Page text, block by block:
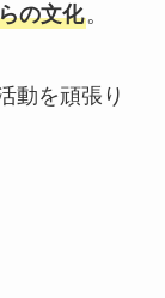
の文化。
動を頑張り